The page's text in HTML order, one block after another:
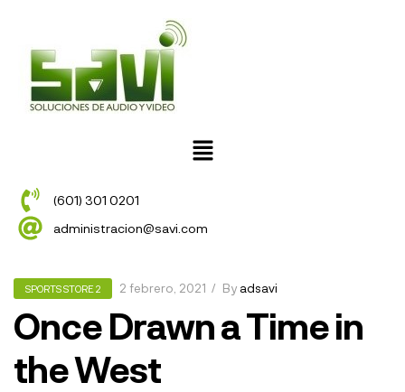
(601) 301 0201
administracion@savi.com
SPORTS STORE 2 2 febrero, 2021 By adsavi
Once Drawn a Time in
the West